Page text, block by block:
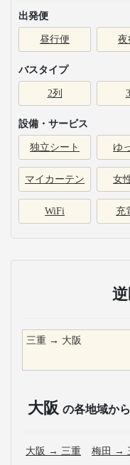
出発便
昼行便 夜
バスタイプ
2列
設備・サービス
独立シート ゆ
マイカーテン 女
WiFi 充
三重 → 大阪
大阪 の各地域から
大阪 → 三重 梅田 →